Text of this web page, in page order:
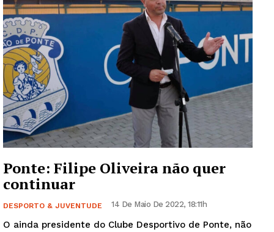
Ponte: Filipe Oliveira não quer
continuar
DESPORTO & JUVENTUDE 14 De Maio De 2022, 18:11h
O ainda presidente do Clube Desportivo de Ponte, não